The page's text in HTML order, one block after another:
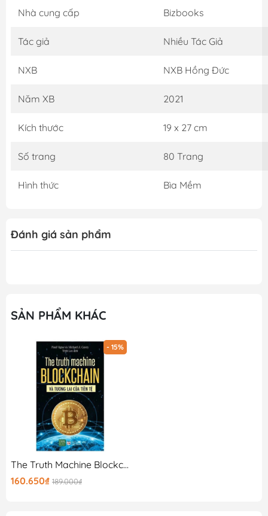
Nhà cung cấp Bizbooks
Tác giả Nhiều Tác Giả
NXB NXB Hồng Đức
Năm XB 2021
Kích thước 19 x 27 cm
Số trang 80 Trang
Hình thức Bìa Mềm
Đánh giá sản phẩm
SẢN PHẨM KHÁC
- 15%
The Truth Machine Blockchain Và Tương Lai Của Tiền Tệ
160.650₫ 189.000₫